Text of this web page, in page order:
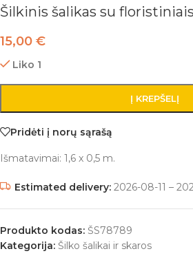
Šilkinis šalikas su
15,00 €
Liko 1
Į KREPŠELĮ
Pridėti į norų sąrašą
Išmatavimai: 1,6 x 0,5 m.
Estimated delivery: 2026-08-11 –
Produkto kodas: ŠS78789
Kategorija: Šilko šalikai ir skaros